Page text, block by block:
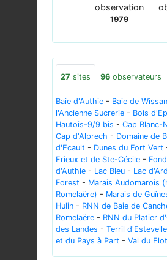
observation
1979
27 sites 96 observateurs
Baie d'Authie - Baie de
l'Ancienne Sucrerie - Bois
Hautois-9/9 bis - Cap Blanc-
Cap d'Alprech - Domaine de
d'Ecault - Dunes du Fort Vert
Frieux et de Ste-Cécile -
d'Authie - Lac Bleu - Lac
Forest - Marais Audomarois
Romelaëre) - Marais de
Hulin - RNN de Baie de
Romelaëre - RNN du Platier
des Landes - Terril
et du Pays à Part - Val du Flot